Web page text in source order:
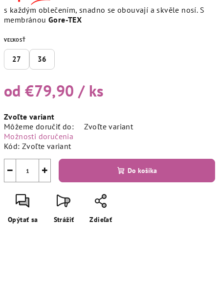
s každým oblečením, snadno se obouvají a skvěle nosí. S
membránouGore-TEX
VEĽKOSŤ
27 36
od€79,90 / ks
cena:
Zvoľte variant
Môžeme doručiť do:
Zvoľte variant
Možnosti doručenia
Kód: Zvoľte variant
+
− Do košíka
Opýtať sa Strážiť Zdieľať